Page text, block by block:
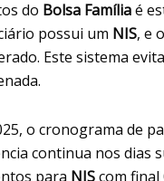
do Bolsa Famíliaé
possui um NIS, e
Este sistema
o cronograma de
continua nos
para NIScom final